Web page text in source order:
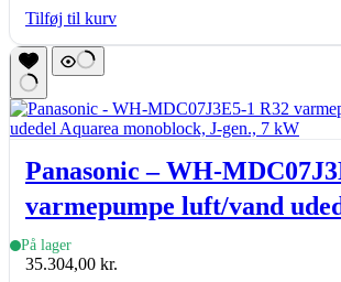
Tilføj til kurv
Panasonic – WH-
varmepumpe luft/vand
Aquarea monoblock, J-gen.,
På lager
35.304,00 kr.